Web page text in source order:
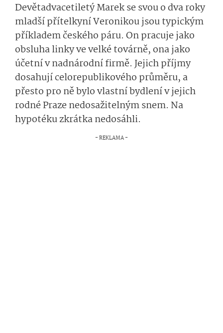
Devětadvacetiletý Marek se svou o dva roky
mladší přítelkyní Veronikou jsou typickým
příkladem českého páru. On pracuje jako
obsluha linky ve velké továrně, ona jako
účetní v nadnárodní firmě. Jejich příjmy
dosahují celorepublikového průměru, a
přesto pro ně bylo vlastní bydlení v jejich
rodné Praze nedosažitelným snem. Na
hypotéku zkrátka nedosáhli.